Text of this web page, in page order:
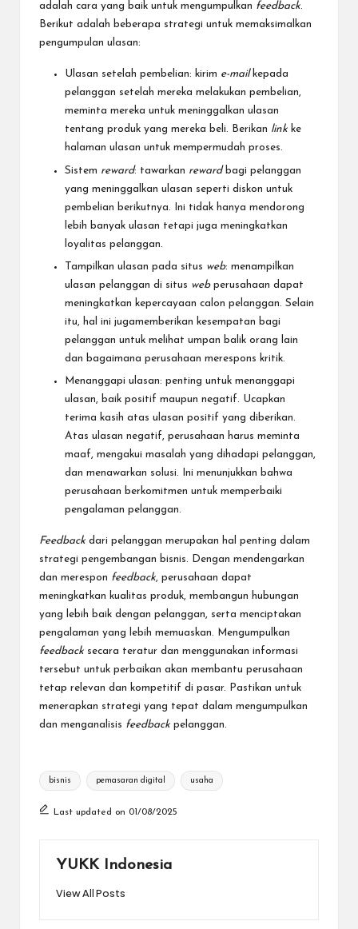
adalah cara yang baik untuk mengumpulkan feedback.
Berikut adalah beberapa strategi untuk memaksimalkan
pengumpulan ulasan:
Ulasan setelah pembelian: kirim e-mailkepada
pelanggan setelah mereka melakukan pembelian,
meminta mereka untuk meninggalkan ulasan
tentang produk yang mereka beli. Berikan link ke
halaman ulasan untuk mempermudah proses.
Sistem reward: tawarkan rewardbagi pelanggan
yang meninggalkan ulasan seperti diskon untuk
pembelian berikutnya. Ini tidak hanya mendorong
lebih banyak ulasan tetapi juga meningkatkan
loyalitas pelanggan.
Tampilkan ulasan pada situs web: menampilkan
ulasan pelanggan di situs web perusahaan dapat
meningkatkan kepercayaan calon pelanggan. Selain
itu, hal ini jugamemberikan kesempatan bagi
pelanggan untuk melihat umpan balik orang lain
dan bagaimana perusahaan merespons kritik.
Menanggapi ulasan: penting untuk menanggapi
ulasan, baik positif maupun negatif. Ucapkan
terima kasih atas ulasan positif yang diberikan.
Atas ulasan negatif, perusahaan harus meminta
maaf, mengakui masalah yang dihadapi pelanggan,
dan menawarkan solusi. Ini menunjukkan bahwa
perusahaan berkomitmen untuk memperbaiki
pengalaman pelanggan.
Feedback dari pelanggan merupakan hal penting dalam
strategi pengembangan bisnis. Dengan mendengarkan
dan merespon feedback, perusahaan dapat
meningkatkan kualitas produk, membangun hubungan
yang lebih baik dengan pelanggan, serta menciptakan
pengalaman yang lebih memuaskan. Mengumpulkan
feedback secara teratur dan menggunakan informasi
tersebut untuk perbaikan akan membantu perusahaan
tetap relevan dan kompetitif di pasar. Pastikan untuk
menerapkan strategi yang tepat dalam mengumpulkan
dan menganalisis feedback pelanggan.
Tags:
bisnis pemasaran digital usaha
Last updated on 01/08/2025
YUKK Indonesia
View All Posts